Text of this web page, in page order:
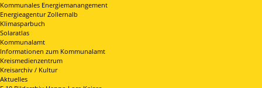
Kommunales Energiemanangement
Energieagentur Zollernalb
Klimasparbuch
Solaratlas
Kommunalamt
Informationen zum Kommunalamt
Kreismedienzentrum
Kreisarchiv / Kultur
Aktuelles